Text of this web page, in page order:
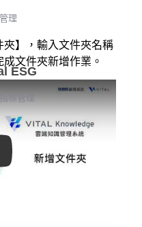
理
ESG
標管理
】，輸入文件夾名稱
文件夾新增作業。